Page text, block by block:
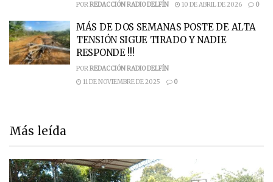
PORREDACCIÓN RADIO DELFÍN 10 DE ABRIL DE 2026 0
MÁS DE DOS SEMANAS POSTE DE ALTA
TENSIÓN SIGUE TIRADO Y NADIE
RESPONDE !!!
PORREDACCIÓN RADIO DELFÍN
11 DE NOVIEMBRE DE 2025
0
Más leída